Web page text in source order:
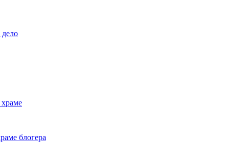
блогера